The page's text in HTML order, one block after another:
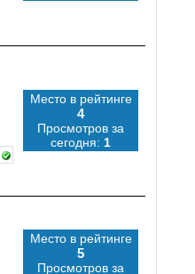
Место в рейтинге
4
Просмотров за
сегодня: 1
Место в рейтинге
5
Просмотров за